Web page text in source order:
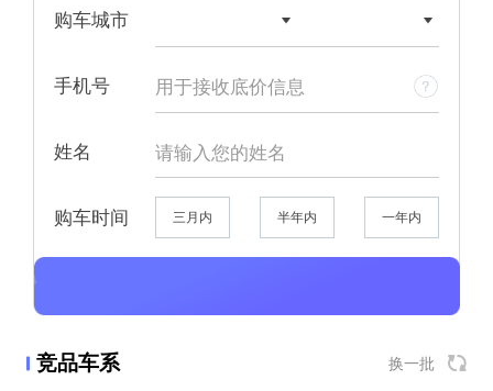
购车城市  
手机号
姓名
购车时间 三月内 半年内 一年内
竞品车系 换一批